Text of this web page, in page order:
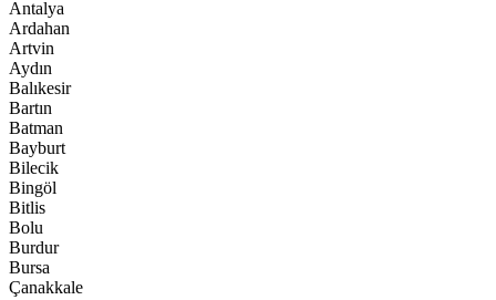
Antalya
Ardahan
Artvin
Aydın
Balıkesir
Bartın
Batman
Bayburt
Bilecik
Bingöl
Bitlis
Bolu
Burdur
Bursa
Çanakkale